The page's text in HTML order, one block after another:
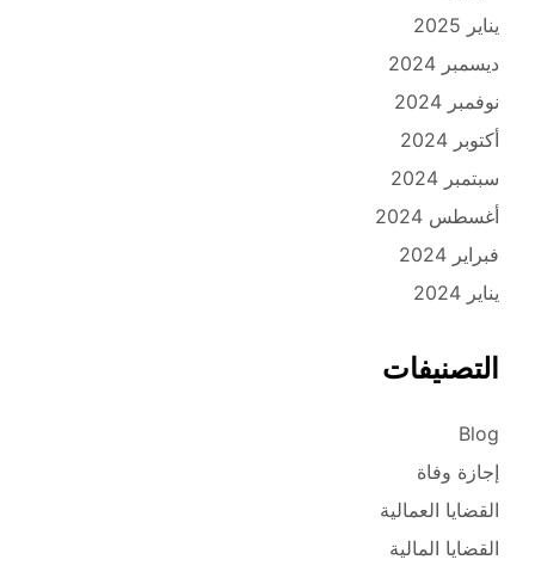
يناير 2025
ديسمبر 2024
نوفمبر 2024
أكتوبر 2024
سبتمبر 2024
أغسطس 2024
فبراير 2024
يناير 2024
التصنيفات
Blog
إجازة وفاة
القضايا العمالية
القضايا المالية